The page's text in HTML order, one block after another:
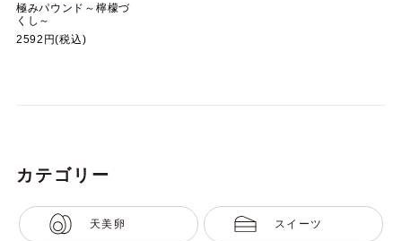
極みパウンド～檸檬づ
くし～
2592円(税込)
カテゴリー
天美卵 スイーツ